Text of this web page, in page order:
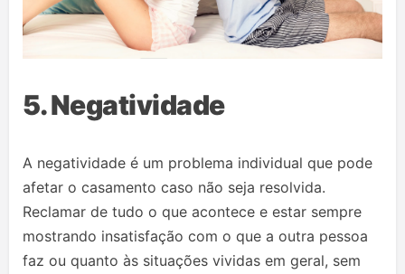
5. Negatividade
A negatividade é um problema individual que pode
afetar o casamento caso não seja resolvida.
Reclamar de tudo o que acontece e estar sempre
mostrando insatisfação com o que a outra pessoa
faz ou quanto às situações vividas em geral, sem